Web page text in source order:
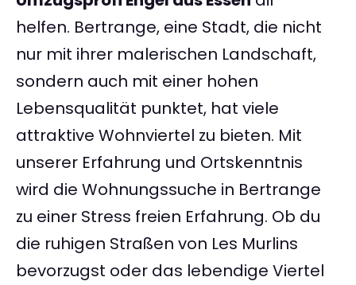
helfen. Bertrange, eine Stadt, die nicht
nur mit ihrer malerischen Landschaft,
sondern auch mit einer hohen
Lebensqualität punktet, hat viele
attraktive Wohnviertel zu bieten. Mit
unserer Erfahrung und Ortskenntnis
wird die Wohnungssuche in Bertrange
zu einer Stress freien Erfahrung. Ob du
die ruhigen Straßen von Les Murlins
bevorzugst oder das lebendige Viertel